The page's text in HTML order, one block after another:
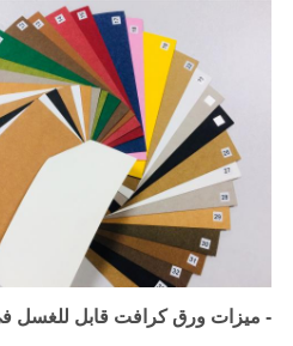
- ميزات ورق كرافت قابل للغسل في